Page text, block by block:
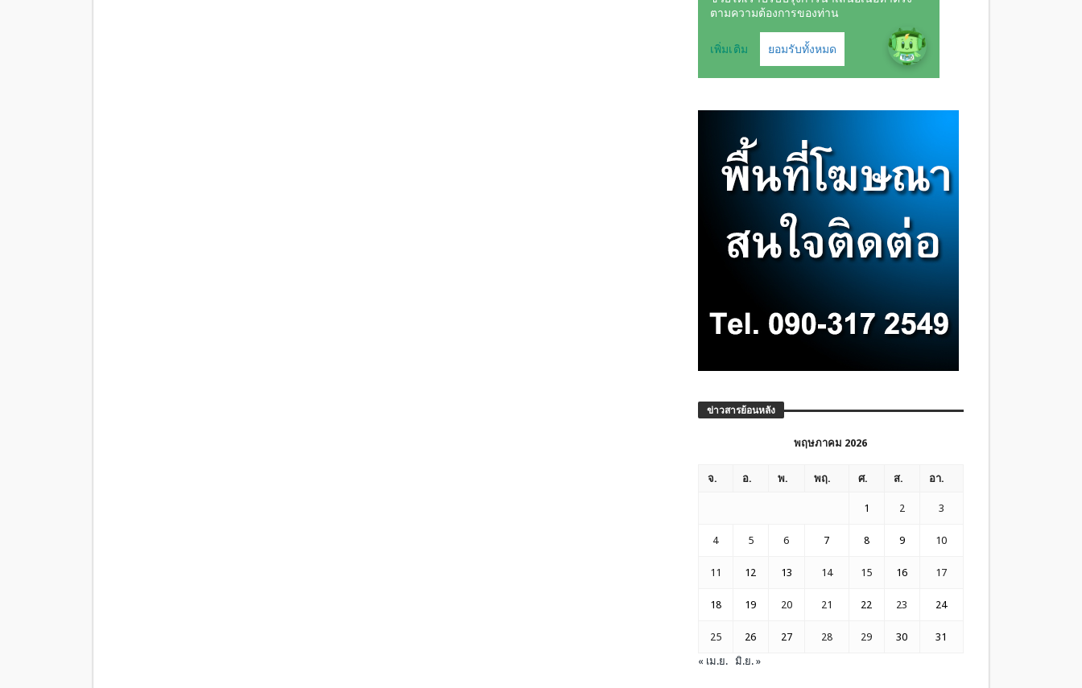
ข่าวสารย้อนหลัง
พฤษภาคม 2026
จ. อ. พ. พฤ. ศ. ส. อา.
1 2 3
4 5 6 7 8 9 10
11 12 13 14 15 16 17
18 19 20 21 22 23 24
25 26 27 28 29 30
31
« เม.ย.
มิ.ย. »